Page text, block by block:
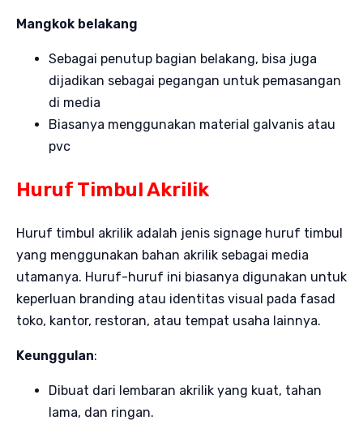
Mangkok belakang
Sebagai penutup bagian belakang, bisa juga
dijadikan sebagai pegangan untuk pemasangan
di media
Biasanya menggunakan material galvanis atau
pvc
Huruf Timbul Akrilik
Huruf timbul akrilik adalah jenis signage huruf timbul
yang menggunakan bahan akrilik sebagai media
utamanya. Huruf-huruf ini biasanya digunakan untuk
keperluan branding atau identitas visual pada fasad
toko, kantor, restoran, atau tempat usaha lainnya.
Keunggulan:
Dibuat dari lembaran akrilik yang kuat, tahan
lama, dan ringan.